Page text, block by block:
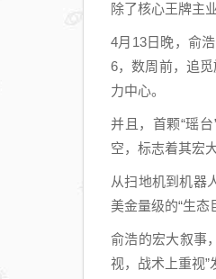
除了核心王牌主
4月13日晚，俞
6，数周前，追
力中心。
并且，首颗“瑶
空‌，标志着其宏
从扫地机到机器
美金量级的“生态
俞浩的宏大叙事
视，战术上重视”